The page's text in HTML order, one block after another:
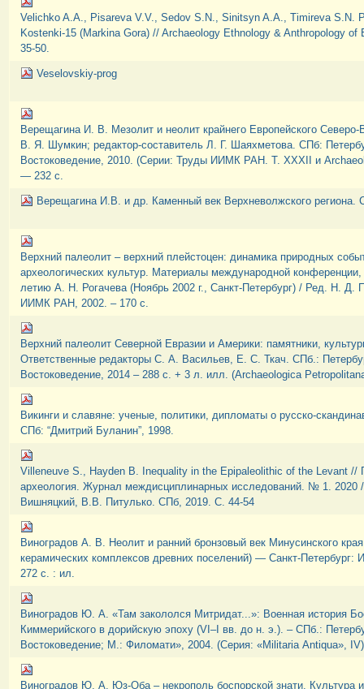
Velichko A.A., Pisareva V.V., Sedov S.N., Sinitsyn A.A., Timireva S.N.
Kostenki-15 (Markina Gora) // Archaeology Ethnology & Anthropology of
35-50.
Veselovskiy-prog
Верещагина И. В. Мезолит и неолит крайнего Европейского
В. Я. Шумкин; редактор-составитель Л. Г. Шаяхметова. СПб:
Востоковедение, 2010. (Серии: Труды ИИМК РАН. Т. XXXII и
— 232 с.
Верещагина И.В. и др. Каменный век Верхневолжского региона.
Верхний палеолит – верхний плейстоцен: динамика природных
археологических культур. Материалы международной
летию А. Н. Рогачева (Ноябрь 2002 г., Санкт-Петербург) / Ред. Н. Д.
ИИМК РАН, 2002. – 170 с.
Верхний палеолит Северной Евразии и Америки: памятники,
Ответственные редакторы С. А. Васильев, Е. С. Ткач. СПб.:
Востоковедение, 2014 – 288 с. + 3 л. илл. (Archaeologica
Викинги и славяне: ученые, политики, дипломаты о русско-
СПб: “Дмитрий Буланин”, 1998.
Villeneuve S., Hayden B. Inequality in the Epipaleolithic of the Levant //
археология. Журнал междисциплинарных исследований. № 1. 2020
Вишняцкий, В.В. Питулько. СПб, 2019. С. 44-54
Виноградов А. В. Неолит и ранний бронзовый век Минусинского
керамических комплексов древних поселений) — Санкт-
272 с. : ил.
Виноградов Ю. А. «Там закололся Митридат...»: Военная история
Киммерийского в дорийскую эпоху (VI–I вв. до н. э.). – СПб.:
Востоковедение; М.: Филомати», 2004. (Серия: «Мilitaria Аntiqua»,
Виноградов Ю. А. Юз-Оба – некрополь боспорской знати. Культура